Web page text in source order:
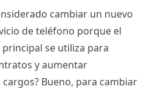
cambiar un nuevo
de teléfono porque el
se utiliza para
y aumentar
Bueno, para cambiar